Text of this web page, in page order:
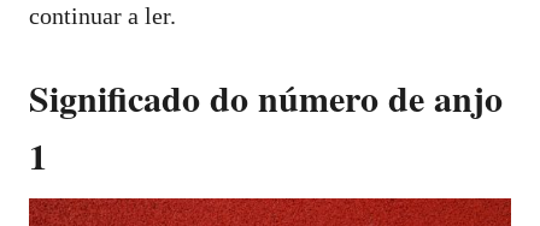
continuar a ler.
Significado do número de anjo
1